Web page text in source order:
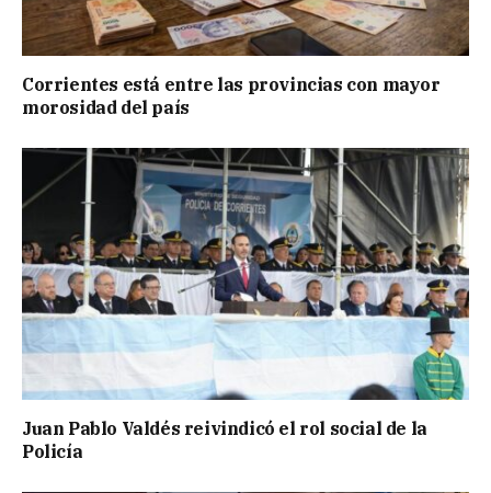
Corrientes está entre las provincias con mayor
morosidad del país
Juan Pablo Valdés reivindicó el rol social de la
Policía